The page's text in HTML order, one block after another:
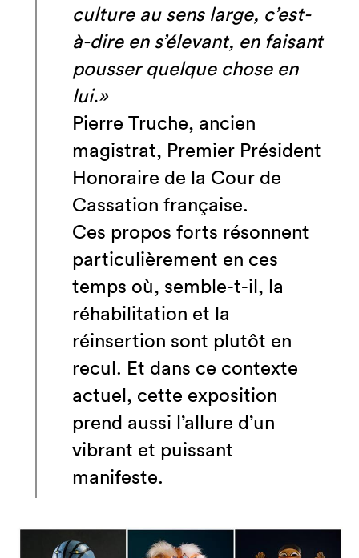
culture au sens large, c’est-
à-dire en s’élevant, en faisant
pousser quelque chose en
lui.»
Pierre Truche, ancien
magistrat, Premier Président
Honoraire de la Cour de
Cassation française.
Ces propos forts résonnent
particulièrement en ces
temps où, semble-t-il, la
réhabilitation et la
réinsertion sont plutôt en
recul. Et dans ce contexte
actuel, cette exposition
prend aussi l’allure d’un
vibrant et puissant
manifeste.